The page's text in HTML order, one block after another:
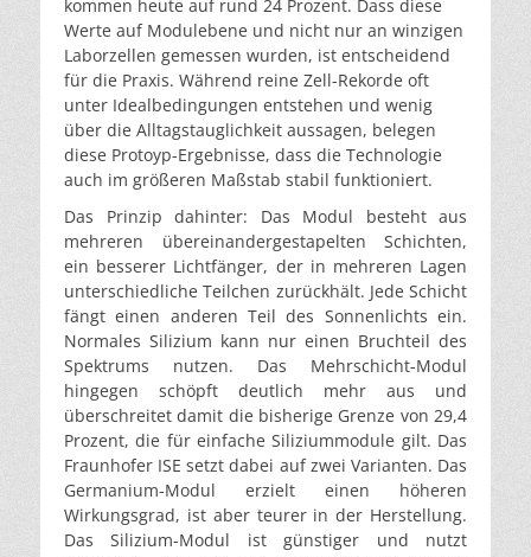
kommen heute auf rund 24 Prozent. Dass diese
Werte auf Modulebene und nicht nur an winzigen
Laborzellen gemessen wurden, ist entscheidend
für die Praxis. Während reine Zell-Rekorde oft
unter Idealbedingungen entstehen und wenig
über die Alltagstauglichkeit aussagen, belegen
diese Protoyp-Ergebnisse, dass die Technologie
auch im größeren Maßstab stabil funktioniert.
Das Prinzip dahinter: Das Modul besteht aus
mehreren übereinandergestapelten Schichten,
ein besserer Lichtfänger, der in mehreren Lagen
unterschiedliche Teilchen zurückhält. Jede Schicht
fängt einen anderen Teil des Sonnenlichts ein.
Normales Silizium kann nur einen Bruchteil des
Spektrums nutzen. Das Mehrschicht-Modul
hingegen schöpft deutlich mehr aus und
überschreitet damit die bisherige Grenze von 29,4
Prozent, die für einfache Siliziummodule gilt. Das
Fraunhofer ISE setzt dabei auf zwei Varianten. Das
Germanium-Modul erzielt einen höheren
Wirkungsgrad, ist aber teurer in der Herstellung.
Das Silizium-Modul ist günstiger und nutzt